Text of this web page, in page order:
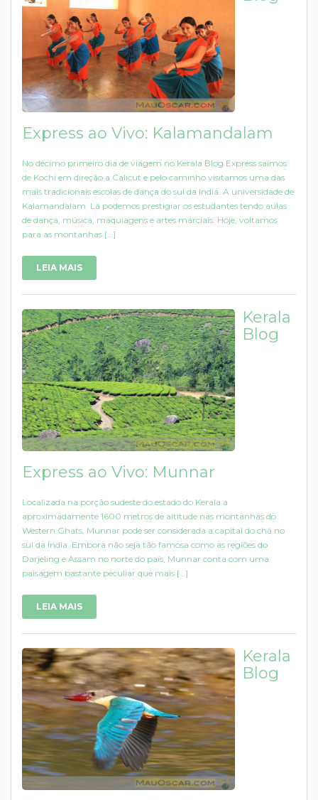
Express ao Vivo: Kalamandalam
No décimo primeiro dia de viagem no Kerala Blog Express saímos
de Kochi em direção a Calicut e pelo caminho visitamos uma das
mais tradicionais escolas de dança do sul da India. A universidade de
Kalamandalam. Lá podemos prestigiar os estudantes tendo aulas
de dança, música, maquiagens e artes marciais. Hoje, voltamos
para as montanhas […]
LEIA MAIS
Kerala
Blog
Express ao Vivo: Munnar
Localizada na porção sudeste do estado do Kerala a
aproximadamente 1600 metros de altitude nas montanhas do
Western Ghats, Munnar pode ser considerada a capital do chá no
sul da Índia. Embora não seja tão famosa como as regiões do
Darjeling e Assam no norte do país, Munnar conta com uma
paisagem bastante peculiar que mais […]
LEIA MAIS
Kerala
Blog